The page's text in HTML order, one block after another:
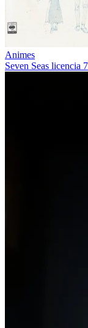
Animes
Seven Seas licencia